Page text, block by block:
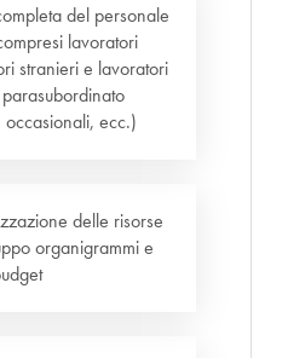
del personale
lavoratori
stranieri e lavoratori
ecc.)
delle risorse
organigrammi e